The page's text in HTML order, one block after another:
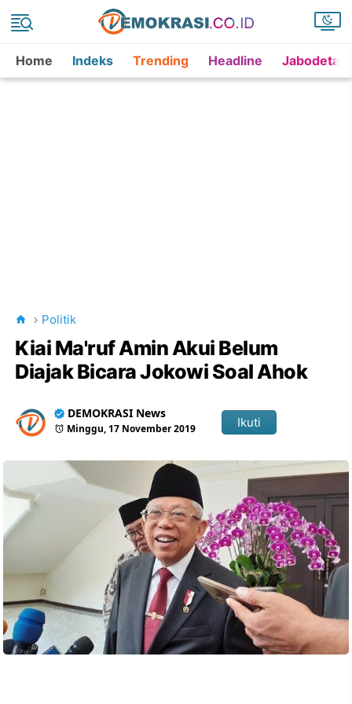
Home Indeks Trending Headline
Politik
Kiai Ma'ruf Amin Akui Belum
Diajak Bicara Jokowi Soal Ahok
DEMOKRASI News
Minggu, 17 November 2019 Ikuti